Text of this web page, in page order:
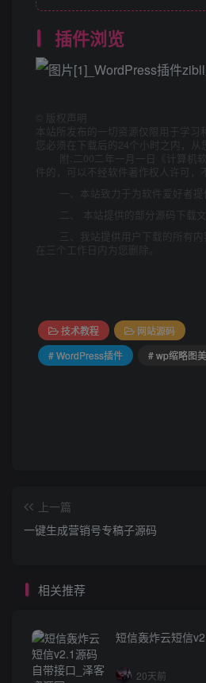
插件浏览
版权声明
本站所发布的一切资源仅限用于学习
您必须在下载后的24个小时之内，
附:二00二年一月一日《计算机
件的，可以不经软件著作权人许可，
一、本站致力于为软件爱好者
二、 本站提供的部分源码下载
三、我站提供用户下载的所有
在三个工作日内为您删除。
技术教程
网站源码
# WordPress插件
# wp缩略图
上一篇
一键生成营销号专稿子源码
相关推荐
短信轰炸云短信
20天前